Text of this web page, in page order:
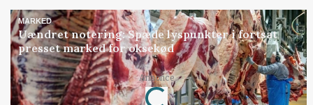
MARKED
Uændret notering: Spæde lyspunkter i fortsat
presset marked for oksekød
Annonce
Loading...